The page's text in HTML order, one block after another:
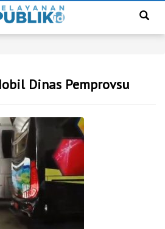
Dinas Pemprovsu